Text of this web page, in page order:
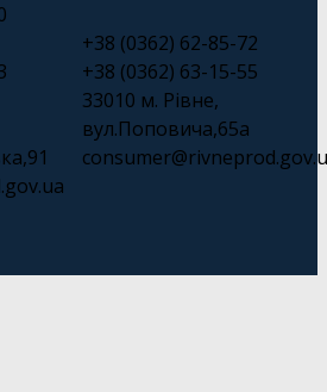
+38 (0362) 62-85-72
+38 (0362) 63-15-55
33010 м. Рівне,
вул.Поповича,65а